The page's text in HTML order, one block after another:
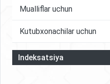
Mualliflar uchun
Kutubxonachilar uchun
Indeksatsiya